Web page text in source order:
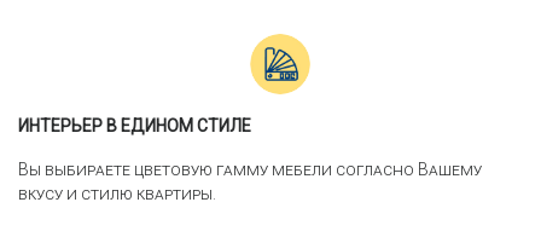
ИНТЕРЬЕР В ЕДИНОМ СТИЛЕ
Вы выбираете цветовую гамму мебели согласно Вашему
вкусу и стилю квартиры.